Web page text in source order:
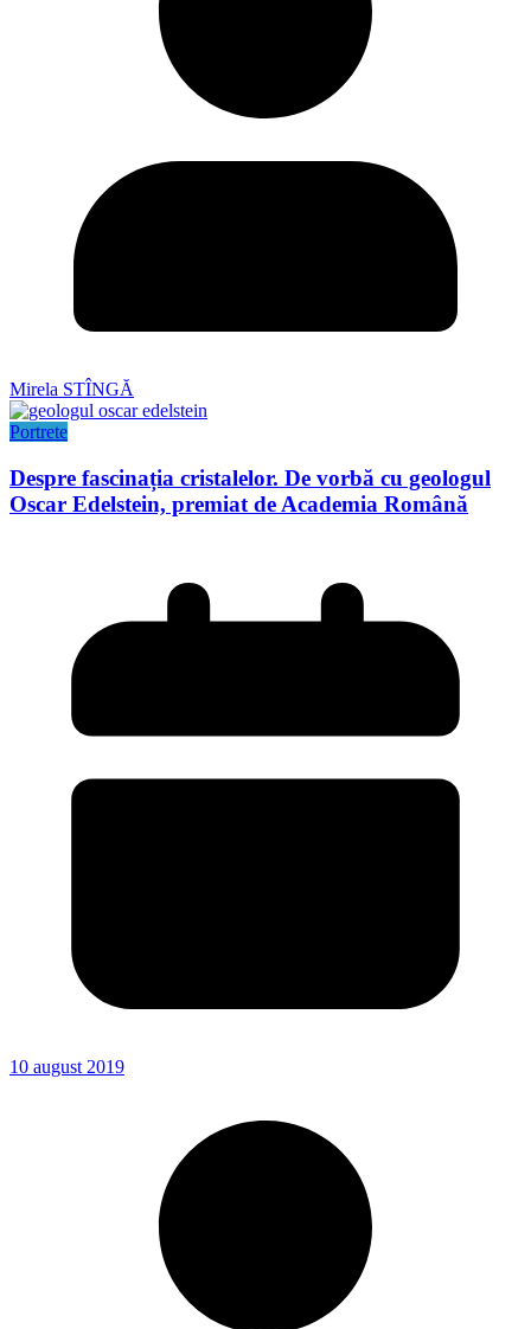
Mirela STÎNGĂ
Portrete
Despre fascinația cristalelor. De vorbă cu geologul
Oscar Edelstein, premiat de Academia Română
10 august 2019